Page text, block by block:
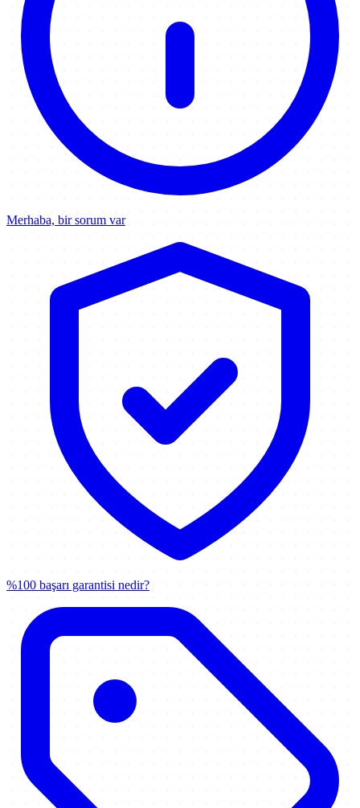
Merhaba, bir sorum var
%100 başarı garantisi nedir?